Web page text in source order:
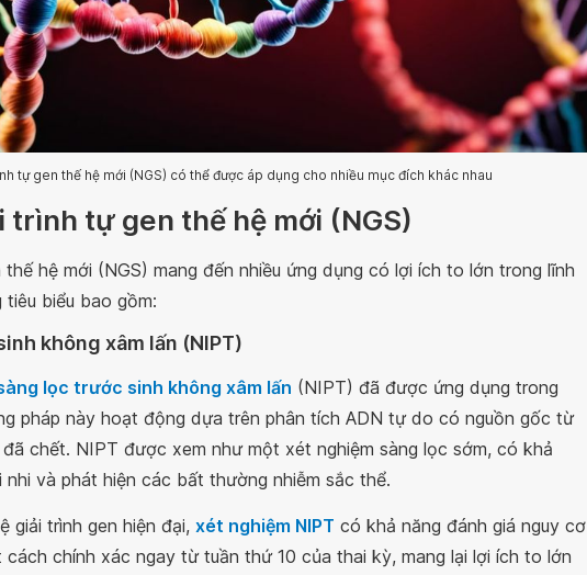
tự gen thế hệ mới (NGS) có thể được áp dụng cho nhiều mục đích khác nhau
trình tự gen thế hệ mới (NGS)
hệ mới (NGS) mang đến nhiều ứng dụng có lợi ích to lớn trong lĩnh
biểu bao gồm:
không xâm lấn (NIPT)
lọc trước sinh không xâm lấn (NIPT) đã được ứng dụng trong
pháp này hoạt động dựa trên phân tích ADN tự do có nguồn gốc từ
chết. NIPT được xem như một xét nghiệm sàng lọc sớm, có khả
và phát hiện các bất thường nhiễm sắc thể.
giải trình gen hiện đại, xét nghiệm NIPT có khả năng đánh giá nguy cơ
chính xác ngay từ tuần thứ 10 của thai kỳ, mang lại lợi ích to lớn